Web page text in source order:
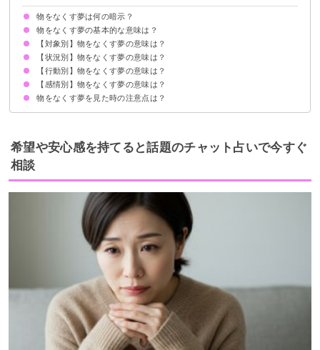
物をなくす夢は何の暗示？
物をなくす夢の基本的な意味は？
①自信のなさを暗示
②気が緩んでいる暗示
状況によって意味が決まる
【対象別】物をなくす夢の意味は？
カバンをなくす夢【警告夢】
鍵をなくす夢【警告夢】
財布をなくす夢【吉夢・警告夢】
荷物をなくす夢【警告夢】
書類をなくす夢【警告夢】
スマホをなくす夢【警告夢】
車をなくす夢【警告夢】
眼鏡をなくす夢【警告夢】
時計をなくす夢【警告夢】
傘をなくす夢【警告夢】
【状況別】物をなくす夢の意味は？
物をなくして見つからない夢【警告夢】
なくした物が戻ってくる夢【吉夢】
なくした物が見つかる夢【吉夢】
なくした物を見つけてもらう夢【吉夢】
【行動別】物をなくす夢の意味は？
物をなくして探す夢【警告夢】
物をなくして警察に行く夢【吉夢】
物をなくして誰かに相談する夢【吉夢】
【感情別】物をなくす夢の意味は？
物をなくして焦る夢【警告夢】
物をなくして困る夢【警告夢】
物をなくしてホッとする夢【吉夢】
物をなくす夢を見た時の注意点は？
仕事や対人関係でのトラブルに注意する
吉夢なら話さず警告夢や凶夢は人に話す
希望や安心感を持てると話題のチャット占いで今すぐ
相談